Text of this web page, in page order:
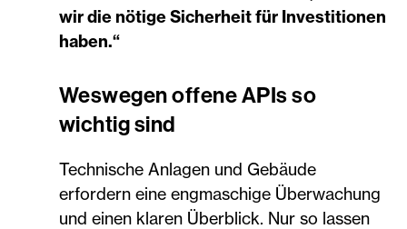
wir die nötige Sicherheit für Investitionen
haben.“
Weswegen offene APIs so
wichtig sind
Technische Anlagen und Gebäude
erfordern eine engmaschige Überwachung
und einen klaren Überblick. Nur so lassen